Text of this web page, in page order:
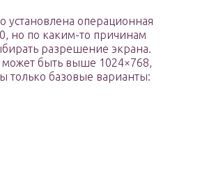
установлена операционная
но по каким-то причинам
разрешение экрана.
быть выше 1024×768,
только базовые варианты: